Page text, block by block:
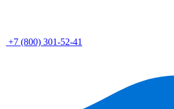
+7 (800) 301-52-41